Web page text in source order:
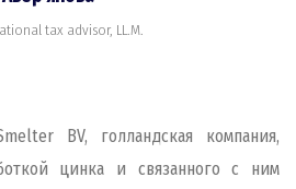
tax advisor, LL.M.
BV, голландская компания,
цинка и связанного с ним